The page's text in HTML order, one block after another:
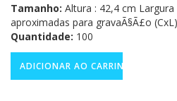
Tamanho: Altura : 42,4 cm
aproximadas para gravaÃ§Ã£o
Quantidade: 100